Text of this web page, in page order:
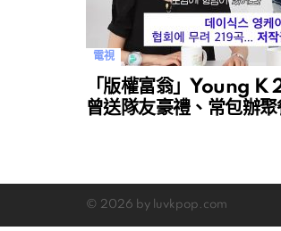
電視
「版權富翁」Young K
曾送隊友豪禮、常包辦
© 2026 by luvkpop.com